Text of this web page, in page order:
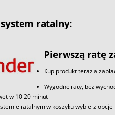
ratalny:
Pierwszą ratę
Kup produkt teraz a
Wygodne raty, bez
w 10-20 minut
ratalnym w koszyku wybierz opcje